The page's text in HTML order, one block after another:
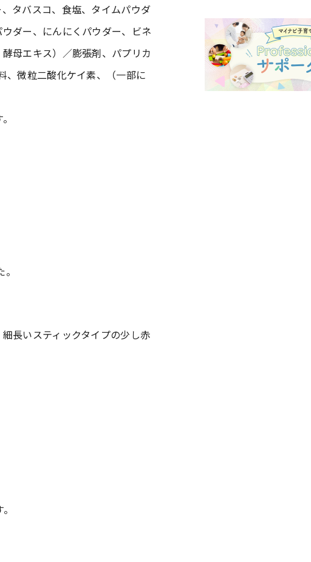
タバスコ、食塩、タイムパウダ
ダー、にんにくパウダー、ビネ
母エキス）／膨張剤、パプリカ
、微粒二酸化ケイ素、（一部に
長いスティックタイプの少し赤